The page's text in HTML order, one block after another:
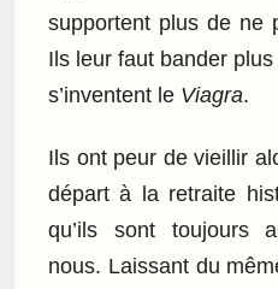
supportent plus de ne
Ils leur faut bander
s’inventent le Viagra.
Ils ont peur de vieillir
départ à la retraite
qu’ils sont toujours
nous. Laissant du